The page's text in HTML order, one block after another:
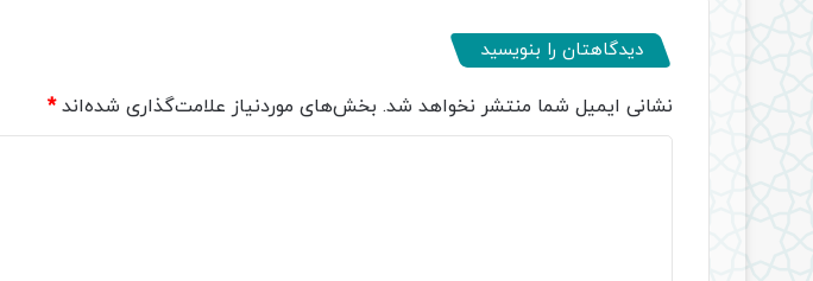
دیدگاهتان را بنویسید
نشانی ایمیل شما منتشر نخواهد شد. بخش‌های موردنیاز علامت‌گذاری شده‌اند*